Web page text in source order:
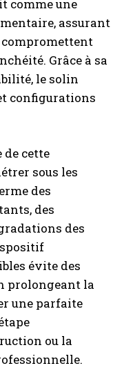
comme une
assurant
compromettent
Grâce à sa
le solin
configurations
cette
sous les
des
des
des
évite des
prolongeant la
une parfaite
ou la